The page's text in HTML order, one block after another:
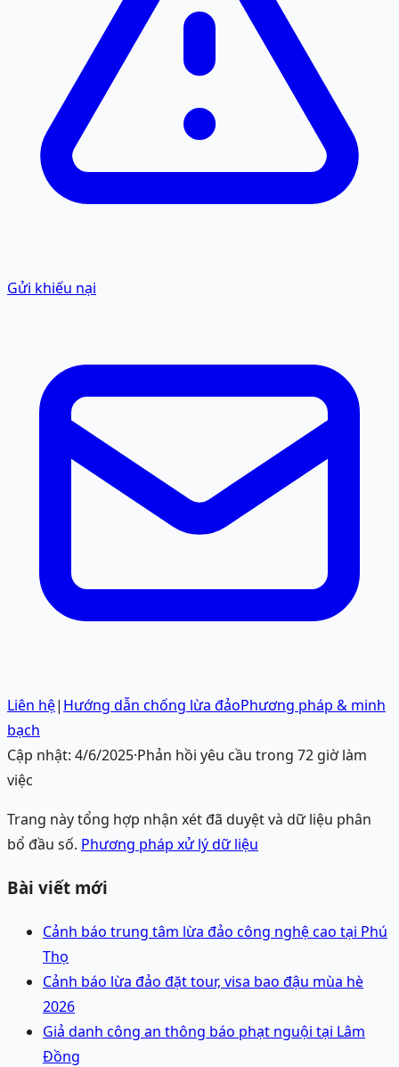
Gửi khiếu nại
Liên hệ| Hướng dẫn chống lừa đảoPhương pháp & minh
bạch
Cập nhật: 4/6/2025·Phản hồi yêu cầu trong 72 giờ làm
việc
Trang này tổng hợp nhận xét đã duyệt và dữ liệu phân
bổ đầu số. Phương pháp xử lý dữ liệu
Bài viết mới
Cảnh báo trung tâm lừa đảo công nghệ cao tại Phú
Thọ
Cảnh báo lừa đảo đặt tour, visa bao đậu mùa hè
2026
Giả danh công an thông báo phạt nguội tại Lâm
Đồng